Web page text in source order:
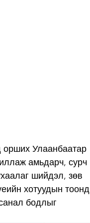
орших Улаанбаатар
амьдарч, сурч
шийдэл, зөв
хотуудын тоонд
бодлыг